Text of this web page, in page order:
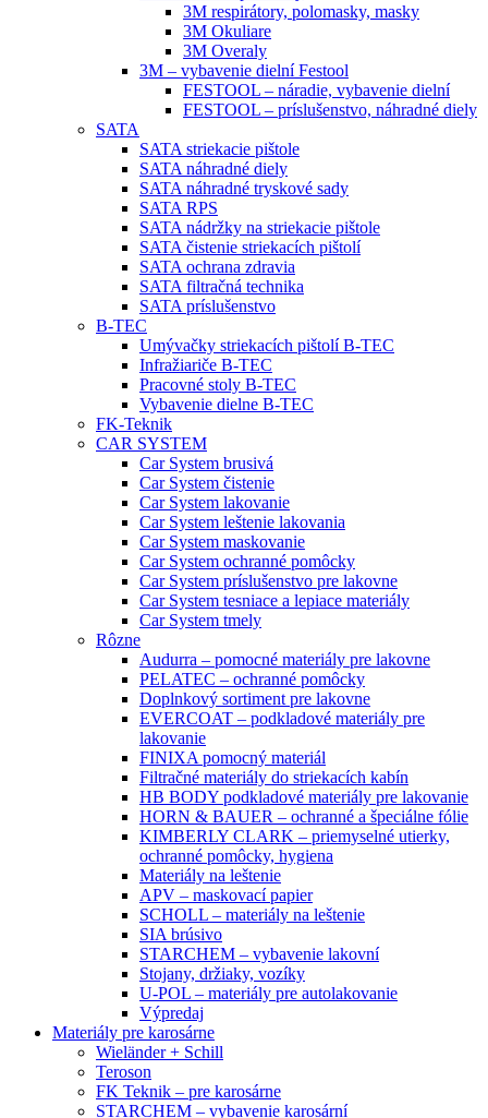
3M respirátory, polomasky, masky
3M Okuliare
3M Overaly
3M – vybavenie dielní Festool
FESTOOL – náradie, vybavenie dielní
FESTOOL – príslušenstvo, náhradné diely
SATA
SATA striekacie pištole
SATA náhradné diely
SATA náhradné tryskové sady
SATA RPS
SATA nádržky na striekacie pištole
SATA čistenie striekacích pištolí
SATA ochrana zdravia
SATA filtračná technika
SATA príslušenstvo
B-TEC
Umývačky striekacích pištolí B-TEC
Infražiariče B-TEC
Pracovné stoly B-TEC
Vybavenie dielne B-TEC
FK-Teknik
CAR SYSTEM
Car System brusivá
Car System čistenie
Car System lakovanie
Car System leštenie lakovania
Car System maskovanie
Car System ochranné pomôcky
Car System príslušenstvo pre lakovne
Car System tesniace a lepiace materiály
Car System tmely
Rôzne
Audurra – pomocné materiály pre lakovne
PELATEC – ochranné pomôcky
Doplnkový sortiment pre lakovne
EVERCOAT – podkladové materiály pre
lakovanie
FINIXA pomocný materiál
Filtračné materiály do striekacích kabín
HB BODY podkladové materiály pre lakovanie
HORN & BAUER – ochranné a špeciálne fólie
KIMBERLY CLARK – priemyselné utierky,
ochranné pomôcky, hygiena
Materiály na leštenie
APV – maskovací papier
SCHOLL – materiály na leštenie
SIA brúsivo
STARCHEM – vybavenie lakovní
Stojany, držiaky, vozíky
U-POL – materiály pre autolakovanie
Výpredaj
Materiály pre karosárne
Wieländer + Schill
Teroson
FK Teknik – pre karosárne
STARCHEM – vybavenie karosární